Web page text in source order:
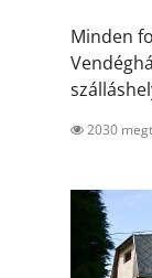
Minden
2030